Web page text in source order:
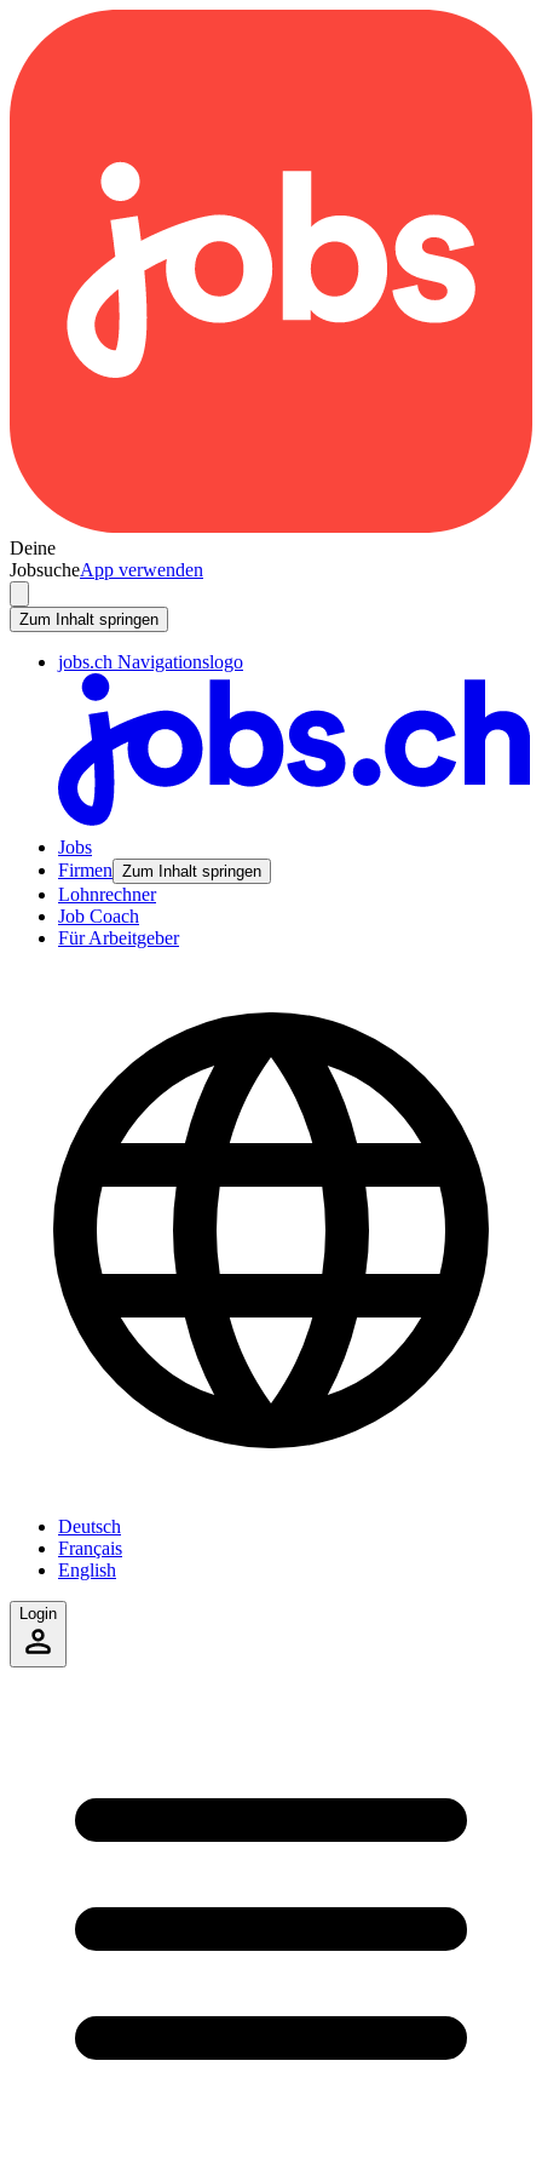
Deine
JobsucheApp verwenden
Zum Inhalt springen
jobs.ch Navigationslogo
Jobs
Firmen Zum Inhalt springen
Lohnrechner
Job Coach
Für Arbeitgeber
Deutsch
Français
English
Login